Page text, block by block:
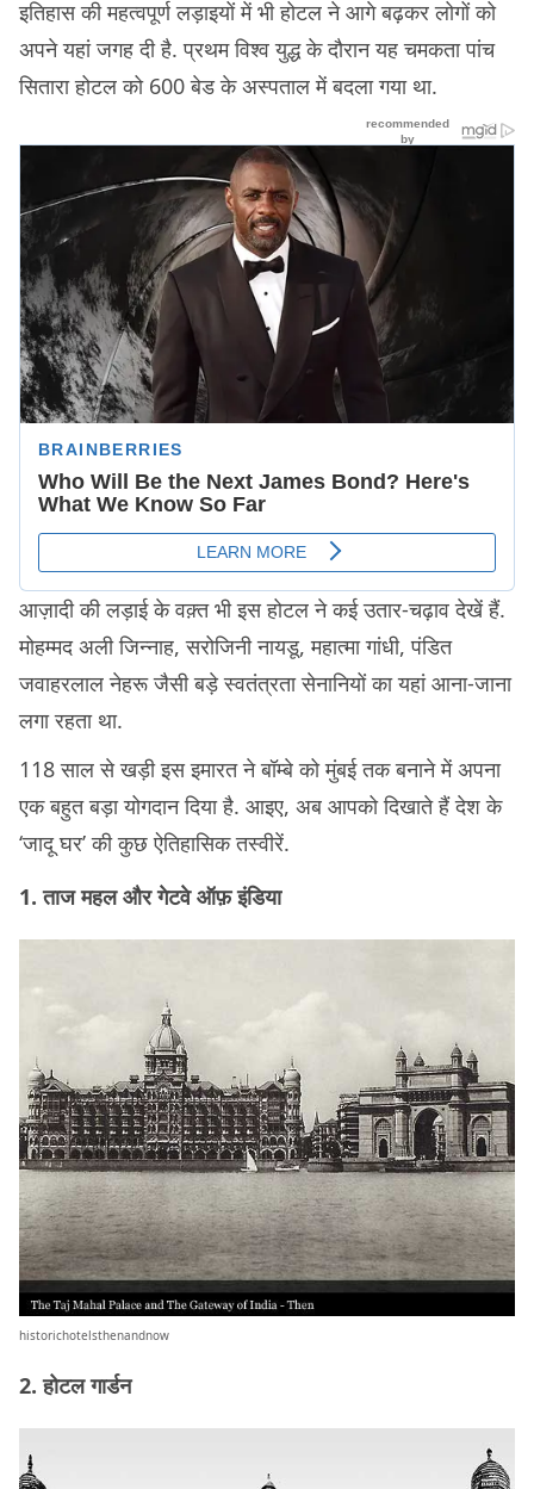
इतिहास की महत्वपूर्ण लड़ाइयों में भी होटल ने आगे बढ़कर लोगों को
अपने यहां जगह दी है. प्रथम विश्व युद्ध के दौरान यह चमकता पांच
सितारा होटल को 600 बेड के अस्पताल में बदला गया था.
आज़ादी की लड़ाई के वक़्त भी इस होटल ने कई उतार-चढ़ाव देखें हैं.
मोहम्मद अली जिन्नाह, सरोजिनी नायडू, महात्मा गांधी, पंडित
जवाहरलाल नेहरू जैसी बड़े स्वतंत्रता सेनानियों का यहां आना-जाना
लगा रहता था.
118 साल से खड़ी इस इमारत ने बॉम्बे को मुंबई तक बनाने में अपना
एक बहुत बड़ा योगदान दिया है. आइए, अब आपको दिखाते हैं देश के
‘जादू घर’ की कुछ ऐतिहासिक तस्वीरें.
1. ताज महल और गेटवे ऑफ़ इंडिया
historichotelsthenandnow
2. होटल गार्डन